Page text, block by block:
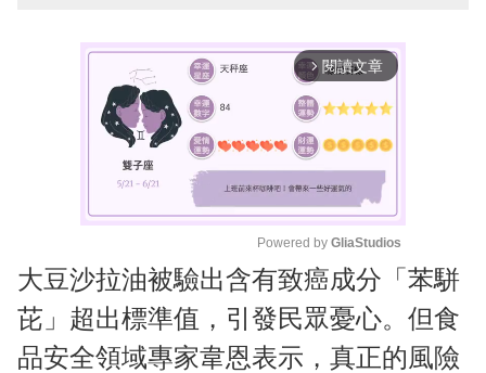
arrow_forward_ios 閱讀文章
M
u
t
e
Powered by GliaStudios
大豆沙拉油被驗出含有致癌成分「苯駢
芘」超出標準值，引發民眾憂心。但食
品安全領域專家韋恩表示，真正的風險